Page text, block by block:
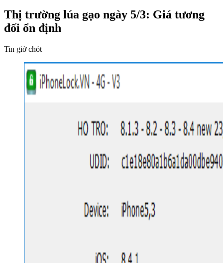
Thị trường lúa gạo ngày 5/3: Giá tương
đối ổn định
Tin giờ chót